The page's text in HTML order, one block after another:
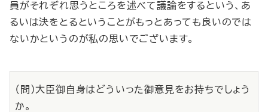
員がそれぞれ思うところを述べて議論をするという、あ
るいは決をとるということがもっとあっても良いのでは
ないかというのが私の思いでございます。
（問）大臣御自身はどういった御意見をお持ちでしょう
か。